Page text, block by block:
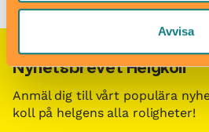
Avvisa
Nyhetsbrevet Helgkoll
Anmäl dig till vårt populära
koll på helgens alla roligheter!